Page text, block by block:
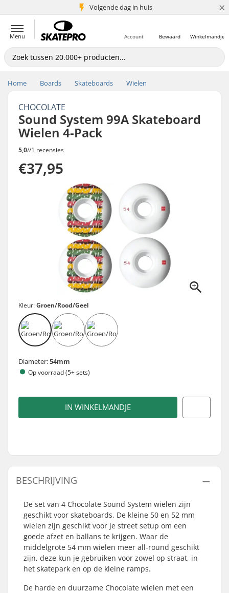
Volgende dag in huis
5+ mln. klanten ×
Menu Winkelmandje
Bewaard
Account
Home Boards Skateboards Wielen
CHOCOLATE
Sound System 99A Skateboard
Wielen 4-Pack
5,0//1 recensies
€37,95
Kleur:Groen/Rood/Geel
Diameter:54mm
Op voorraad (5+ sets)
IN WINKELMANDJE
BESCHRIJVING
De set van 4 Chocolate Sound System wielen zijn
geschikt voor skateboards. De kleine 50 en 52 mm
wielen zijn geschikt voor je street setup om een
goede afzet en ballans te krijgen. Waar de
middelgrote 54 mm wielen meer all-round geschikt
zijn, deze kun je gebruiken voor zowel op straat, in
het skatepark en op de kleine ramps.
De harde en duurzame Chocolate wielen met een